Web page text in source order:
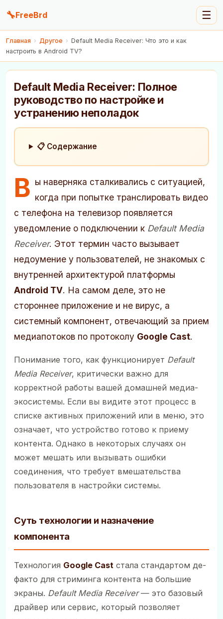
🔧FreeBrd ☰
Главная › Другое › Default Media Receiver: Что это и как
настроить в Android TV?
Default Media Receiver: Полное
руководство по настройке и
устранению неполадок
📋 Содержание
В ы наверняка сталкивались с ситуацией,
когда при попытке транслировать видео
с телефона на телевизор появляется
уведомление о подключении к Default Media
Receiver. Этот термин часто вызывает
недоумение у пользователей, не знакомых с
внутренней архитектурой платформы
Android TV. На самом деле, это не
стороннее приложение и не вирус, а
системный компонент, отвечающий за прием
медиапотоков по протоколу Google Cast.
Понимание того, как функционирует Default
Media Receiver, критически важно для
корректной работы вашей домашней медиа-
экосистемы. Если вы видите этот процесс в
списке активных приложений или в меню, это
означает, что устройство готово к приему
контента. Однако в некоторых случаях он
может мешать или вызывать ошибки
соединения, что требует вмешательства
пользователя в настройки системы.
Суть технологии и назначение
компонента
Технология Google Cast стала стандартом де-
факто для стриминга контента на большие
экраны. Default Media Receiver— это базовый
драйвер или сервис, который позволяет